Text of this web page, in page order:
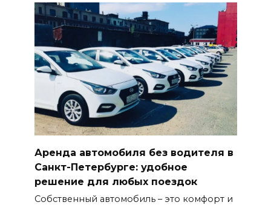
Аренда автомобиля без водителя в
Санкт-Петербурге: удобное
решение для любых поездок
Собственный автомобиль – это комфорт и